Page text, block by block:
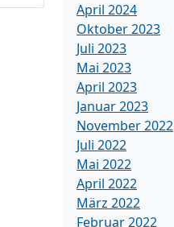
April 2024
Oktober 2023
Juli 2023
Mai 2023
April 2023
Januar 2023
November 2022
Juli 2022
Mai 2022
April 2022
März 2022
Februar 2022